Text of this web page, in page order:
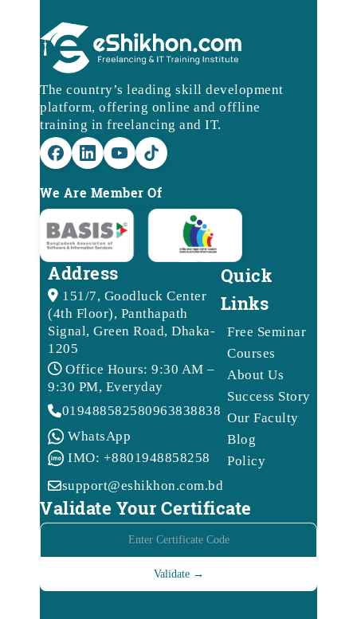
The country’s leading skill development
platform, offering online and offline
training in freelancing and IT.
We Are Member Of
Address
151/7, Goodluck Center
(4th Floor), Panthapath
Signal, Green Road, Dhaka-
1205
Office Hours: 9:30 AM –
9:30 PM, Everyday
0194885825809638388388
WhatsApp
IMO: +8801948858258
support@eshikhon.com.bd
Quick
Links
Free Seminar
Courses
About Us
Success Story
Our Faculty
Blog
Policy
Validate Your Certificate